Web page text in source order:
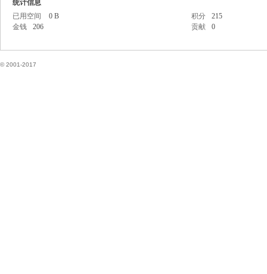
论
统计信息
已用空间
0 B 积分
215
金钱
206 贡献 0
© 2001-2017